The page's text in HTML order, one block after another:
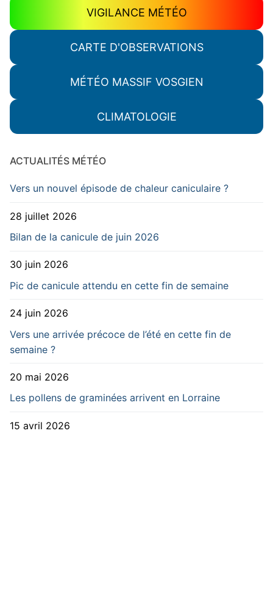
VIGILANCE MÉTÉO
CARTE D'OBSERVATIONS
MÉTÉO MASSIF VOSGIEN
CLIMATOLOGIE
ACTUALITÉS MÉTÉO
Vers un nouvel épisode de chaleur caniculaire ?
28 juillet 2026
Bilan de la canicule de juin 2026
30 juin 2026
Pic de canicule attendu en cette fin de semaine
24 juin 2026
Vers une arrivée précoce de l’été en cette fin de
semaine ?
20 mai 2026
Les pollens de graminées arrivent en Lorraine
15 avril 2026